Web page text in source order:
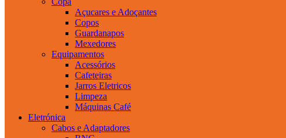
Açucares e Adoçantes
Copos
Guardanapos
Mexedores
Equipamentos
Acessórios
Cafeteiras
Jarros Eletricos
Limpeza
Máquinas Café
Eletrónica
Cabos e Adaptadores